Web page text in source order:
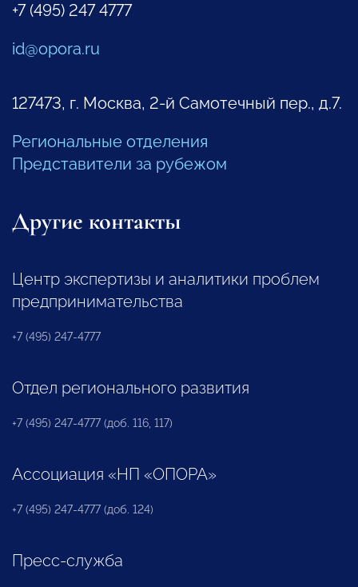
+7 (495) 247 4777
id@opora.ru
127473, г. Москва, 2-й Самотечный пер., д.7.
Региональные отделения
Представители за рубежом
Другие контакты
Центр экспертизы и аналитики проблем
предпринимательства
+7 (495) 247-4777
Отдел регионального развития
+7 (495) 247-4777 (доб. 116, 117)
Ассоциация «НП «ОПОРА»
+7 (495) 247-4777 (доб. 124)
Пресс-служба